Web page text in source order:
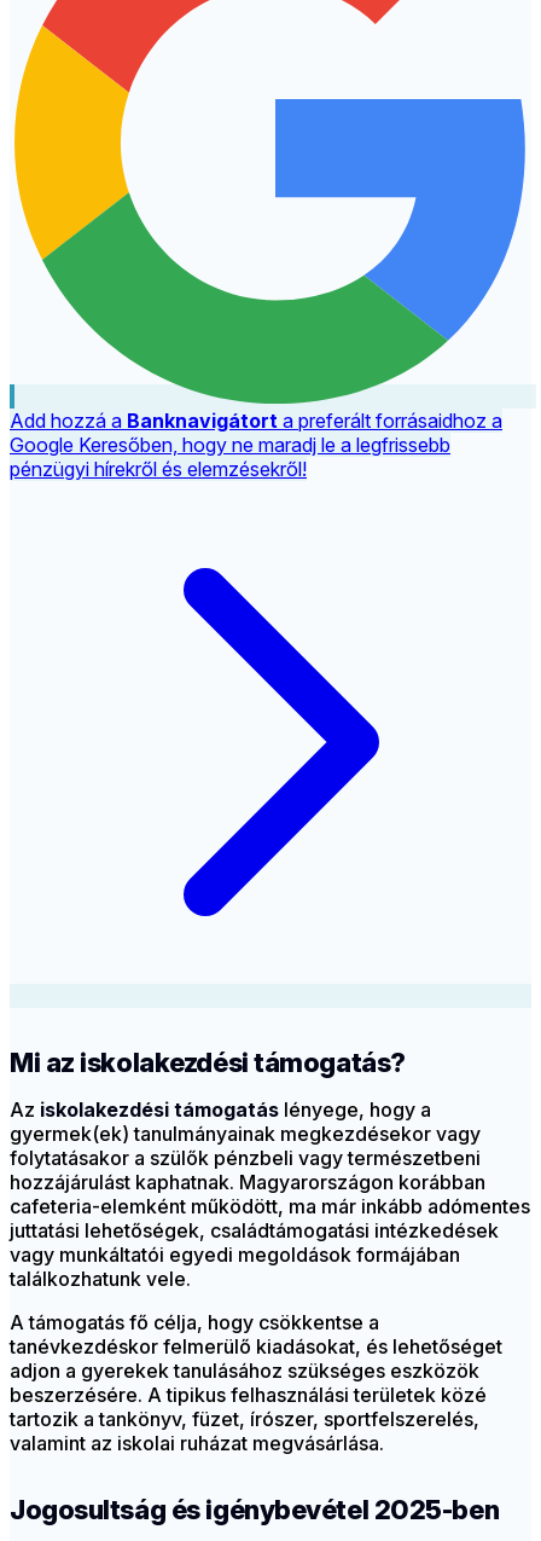
Add hozzá a Banknavigátort a preferált forrásaidhoz a
Google Keresőben, hogy ne maradj le a legfrissebb
pénzügyi hírekről és elemzésekről!
Mi az iskolakezdési támogatás?
Az iskolakezdési támogatás lényege, hogy a
gyermek(ek) tanulmányainak megkezdésekor vagy
folytatásakor a szülők pénzbeli vagy természetbeni
hozzájárulást kaphatnak. Magyarországon korábban
cafeteria-elemként működött, ma már inkább adómentes
juttatási lehetőségek, családtámogatási intézkedések
vagy munkáltatói egyedi megoldások formájában
találkozhatunk vele.
A támogatás fő célja, hogy csökkentse a
tanévkezdéskor felmerülő kiadásokat, és lehetőséget
adjon a gyerekek tanulásához szükséges eszközök
beszerzésére. A tipikus felhasználási területek közé
tartozik a tankönyv, füzet, írószer, sportfelszerelés,
valamint az iskolai ruházat megvásárlása.
Jogosultság és igénybevétel 2025-ben